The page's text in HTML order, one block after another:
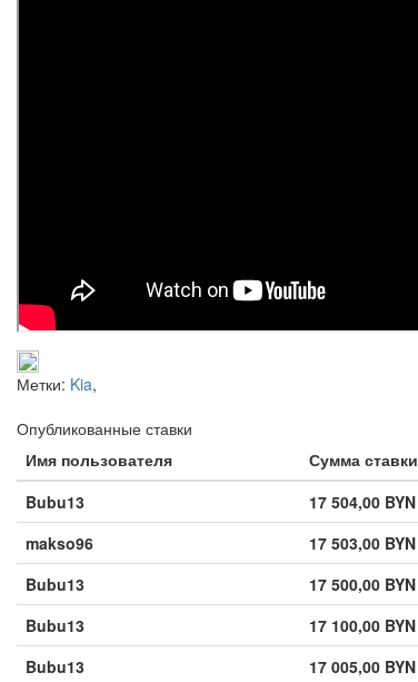
Метки: Kia,
Опубликованные ставки
Имя пользователя
Сумма ставки
Bubu13
17 504,00 BYN
makso96
17 503,00 BYN
Bubu13
17 500,00 BYN
Bubu13
17 100,00 BYN
Bubu13
17 005,00 BYN